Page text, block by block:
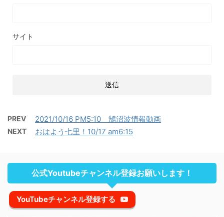
サイト
PREV 2021/10/16 PM5:10 鵠沼波情報動画
NEXT おはよう七里！10/17 am6:15
公式Youtubeチャンネル登録お願いします！
YouTubeチャンネル登録する